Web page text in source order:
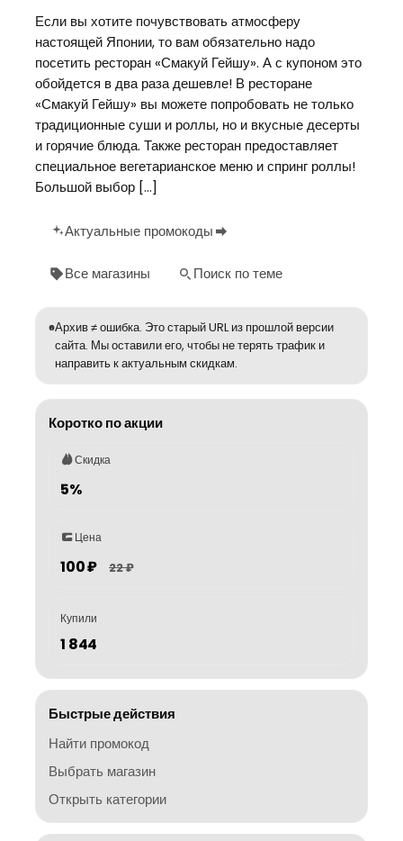
Если вы хотите почувствовать атмосферу
настоящей Японии, то вам обязательно надо
посетить ресторан «Смакуй Гейшу». А с купоном это
обойдется в два раза дешевле! В ресторане
«Смакуй Гейшу» вы можете попробовать не только
традиционные суши и роллы, но и вкусные десерты
и горячие блюда. Также ресторан предоставляет
специальное вегетарианское меню и спринг роллы!
Большой выбор […]
Актуальные промокоды
Все магазины Поиск по теме
Архив ≠ ошибка. Это старый URL из прошлой версии
сайта. Мы оставили его, чтобы не терять трафик и
направить к актуальным скидкам.
Коротко по акции
Скидка
5%
Цена
100 ₽ 22 ₽
Купили
1 844
Быстрые действия
Найти промокод
Выбрать магазин
Открыть категории